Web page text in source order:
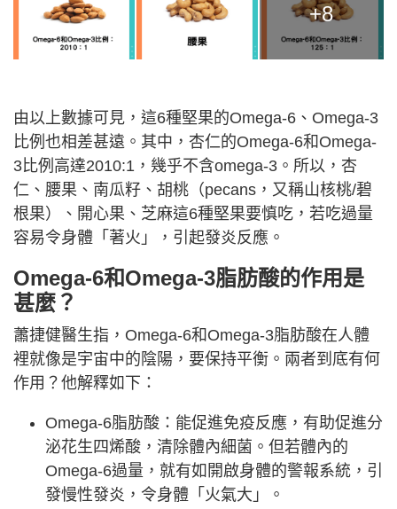
+8
由以上數據可見，這6種堅果的Omega-6、Omega-3
比例也相差甚遠。其中，杏仁的Omega-6和Omega-
3比例高達2010:1，幾乎不含omega-3。所以，杏
仁、腰果、南瓜籽、胡桃（pecans，又稱山核桃/碧
根果）、開心果、芝麻這6種堅果要慎吃，若吃過量
容易令身體「著火」，引起發炎反應。
Omega-6和Omega-3脂肪酸的作用是
甚麼？
蕭捷健醫生指，Omega-6和Omega-3脂肪酸在人體
裡就像是宇宙中的陰陽，要保持平衡。兩者到底有何
作用？他解釋如下：
Omega-6脂肪酸：能促進免疫反應，有助促進分
泌花生四烯酸，清除體內細菌。但若體內的
Omega-6過量，就有如開啟身體的警報系統，引
發慢性發炎，令身體「火氣大」。